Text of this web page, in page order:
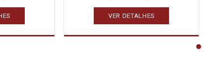
VER DETALHES